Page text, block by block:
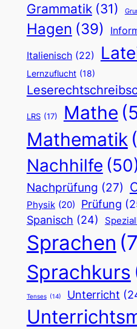
Grammatik (31)
Hagen (39)
Italienisch (22)
Lernzuflucht (18)
LRS (17) Mathe
Mathematik
Nachhilfe
Nachprüfung (27)
Physik (20) Prüfung
Spanisch (24)
Sprachen
Sprachkurs
Tenses (14) Unterricht